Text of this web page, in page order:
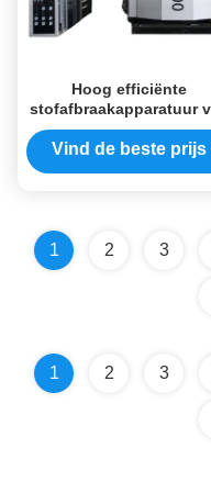
Hoog efficiënte
stofafbraakapparatuur
roestvrij staal
Vind de beste prijs
1 2 3
1 2 3